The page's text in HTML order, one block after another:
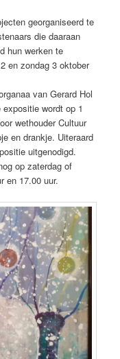
georganiseerd te
die daaraan
hun werken te
en zondag 3 oktober
van Gerard Hol
wordt op 1
wethouder Cultuur
en drankje. Uiteraard
uitgenodigd.
op zaterdag of
en 17.00 uur.